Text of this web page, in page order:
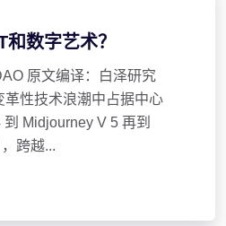
数字艺术？
原文编译：白泽研究
革性技术浪潮中占据中心
Midjourney V 5 再到
跨越...